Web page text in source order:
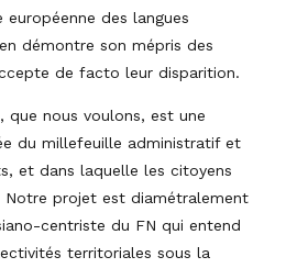
des langues
démontre son mépris des
de facto leur disparition.
que nous voulons, est une
du millefeuille administratif et
et dans laquelle les citoyens
Notre projet est diamétralement
centriste du FN qui entend
territoriales sous la